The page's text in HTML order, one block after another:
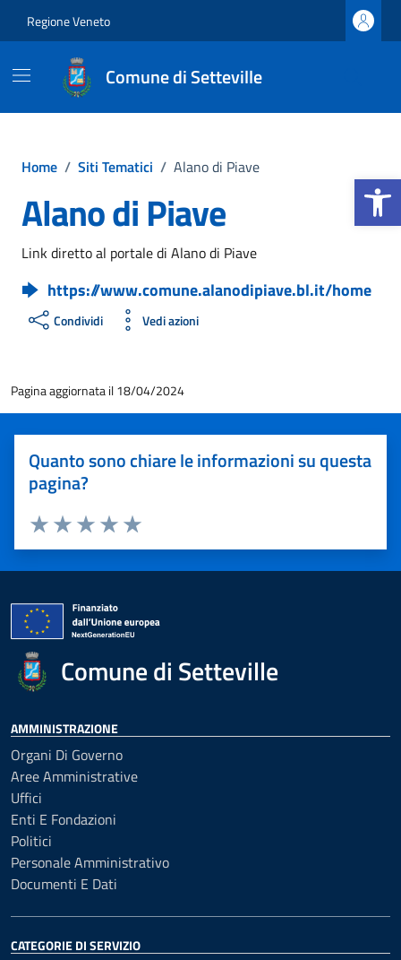
Apri la
Regione Veneto
Comune di Setteville
Home / Siti Tematici / Alano di Piave
Alano di Piave
Link diretto al portale di Alano di Piave
https://www.comune.alanodipiave.bl.it/home
Condividi Vedi azioni
Pagina aggiornata il 18/04/2024
Quanto sono chiare le informazioni su questa
pagina?
Valuta 5 stelle su 5
Valuta 4 stelle su 5
Valuta 3 stelle su 5
Valuta 2 stelle su 5
Valuta 1 stelle su 5
Comune di Setteville
AMMINISTRAZIONE
Organi Di Governo
Aree Amministrative
Uffici
Enti E Fondazioni
Politici
Personale Amministrativo
Documenti E Dati
CATEGORIE DI SERVIZIO